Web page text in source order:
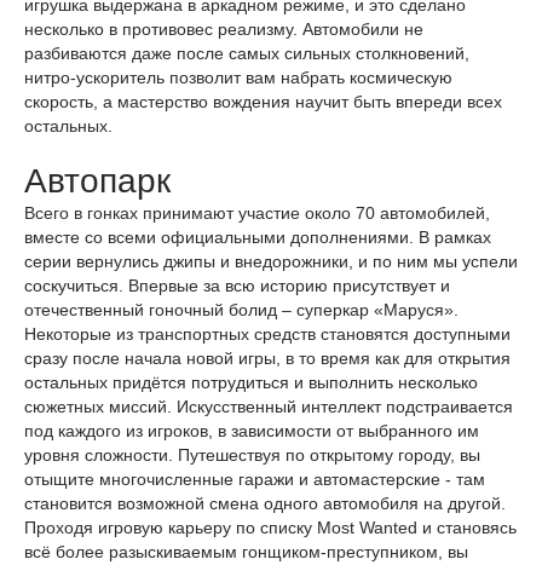
игрушка выдержана в аркадном режиме, и это сделано
несколько в противовес реализму. Автомобили не
разбиваются даже после самых сильных столкновений,
нитро-ускоритель позволит вам набрать космическую
скорость, а мастерство вождения научит быть впереди всех
остальных.
Автопарк
Всего в гонках принимают участие около 70 автомобилей,
вместе со всеми официальными дополнениями. В рамках
серии вернулись джипы и внедорожники, и по ним мы успели
соскучиться. Впервые за всю историю присутствует и
отечественный гоночный болид – суперкар «Маруся».
Некоторые из транспортных средств становятся доступными
сразу после начала новой игры, в то время как для открытия
остальных придётся потрудиться и выполнить несколько
сюжетных миссий. Искусственный интеллект подстраивается
под каждого из игроков, в зависимости от выбранного им
уровня сложности. Путешествуя по открытому городу, вы
отыщите многочисленные гаражи и автомастерские - там
становится возможной смена одного автомобиля на другой.
Проходя игровую карьеру по списку Most Wanted и становясь
всё более разыскиваемым гонщиком-преступником, вы